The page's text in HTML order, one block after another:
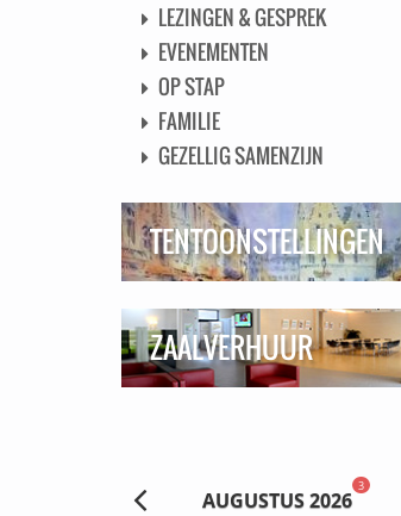
LEZINGEN & GESPREK
EVENEMENTEN
OP STAP
FAMILIE
GEZELLIG SAMENZIJN
TENTOONSTELLINGEN
ZAALVERHUUR
AUGUSTUS 2026
3